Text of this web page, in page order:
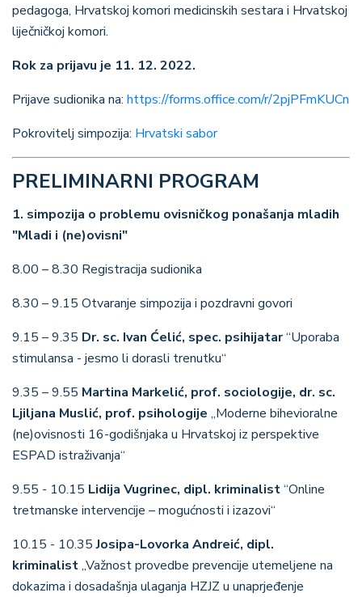
pedagoga, Hrvatskoj komori medicinskih sestara i Hrvatskoj
liječničkoj komori.
Rok za prijavu je 11. 12. 2022.
Prijave sudionika na: https://forms.office.com/r/2pjPFmKUCn
Pokrovitelj simpozija: Hrvatski sabor
PRELIMINARNI PROGRAM
1. simpozija o problemu ovisničkog ponašanja mladih
"Mladi i (ne)ovisni"
8.00 – 8.30 Registracija sudionika
8.30 – 9.15 Otvaranje simpozija i pozdravni govori
9.15 – 9.35 Dr. sc. Ivan Ćelić, spec. psihijatar“Uporaba
stimulansa - jesmo li dorasli trenutku“
9.35 – 9.55 Martina Markelić, prof. sociologije, dr. sc.
Ljiljana Muslić, prof. psihologije „Moderne bihevioralne
(ne)ovisnosti 16-godišnjaka u Hrvatskoj iz perspektive
ESPAD istraživanja“
9.55 - 10.15 Lidija Vugrinec, dipl. kriminalist“Online
tretmanske intervencije – mogućnosti i izazovi“
10.15 - 10.35Josipa-Lovorka Andreić, dipl.
kriminalist„Važnost provedbe prevencije utemeljene na
dokazima i dosadašnja ulaganja HZJZ u unaprjeđenje